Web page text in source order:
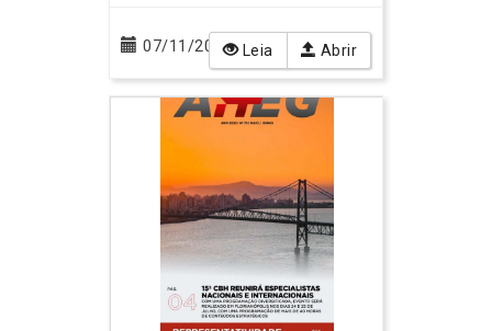
07/11/2025 Leia Abrir